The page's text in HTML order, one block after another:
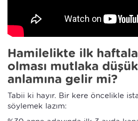
Hamilelikte ilk
olması mutlaka
anlamına gelir mi?
Tabii ki hayır. Bir kere öncelikle
söylemek lazım: